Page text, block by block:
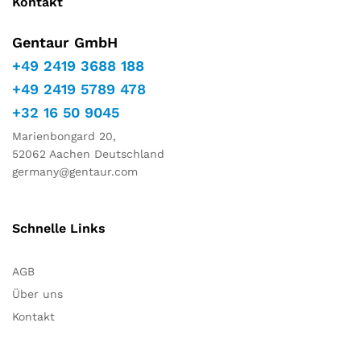
Gentaur GmbH
+49 2419 3688 188
+49 2419 5789 478
+32 16 50 9045
Marienbongard 20,
52062 Aachen Deutschland
germany@gentaur.com
Schnelle Links
AGB
Über uns
Kontakt